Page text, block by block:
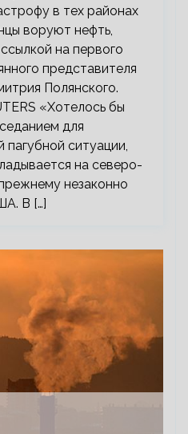
в тех районах
воруют нефть,
на первого
представителя
Полянского.
«Хотелось бы
для
пагубной ситуации,
на северо-
незаконно
В […]